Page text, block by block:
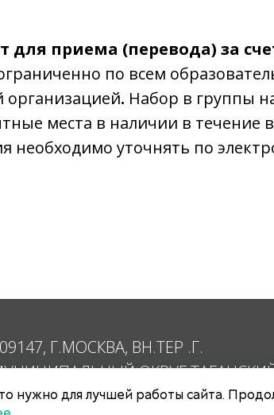
для приема (перевода) за
по всем
организацией. Набор в группы
места в наличии в течение
уточнять по
Г.МОСКВА, ВН.ТЕР .Г.
ОКРУГ
Д. 15/10 СТР . 5
нужно для лучшей работы сайта.